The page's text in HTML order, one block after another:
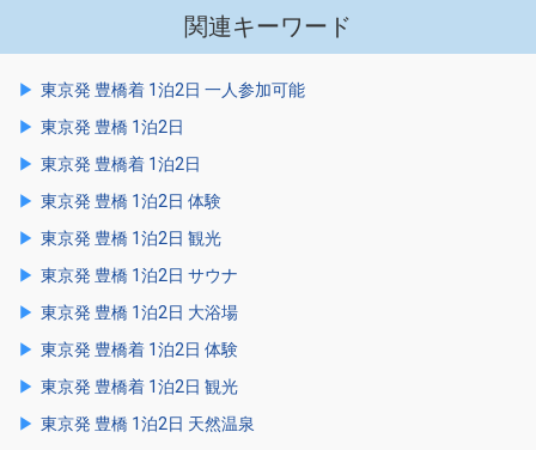
関連キーワード
東京発 豊橋着 1泊2日 一人参加可能
東京発 豊橋 1泊2日
東京発 豊橋着 1泊2日
東京発 豊橋 1泊2日 体験
東京発 豊橋 1泊2日 観光
東京発 豊橋 1泊2日 サウナ
東京発 豊橋 1泊2日 大浴場
東京発 豊橋着 1泊2日 体験
東京発 豊橋着 1泊2日 観光
東京発 豊橋 1泊2日 天然温泉